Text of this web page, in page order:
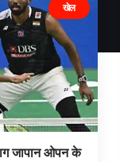
खेल
जापान ओपन के